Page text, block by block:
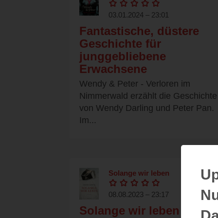
03.01.2024 – 23:01
Fantastische, düstere
Geschichte für
junggebliebene
Erwachsene
Wendy & Peter - Verloren im
Nimmerwald erzählt die Geschichte
von Wendy Darling und Peter Pan.
Im...
Solange wir leben
08.08.2023 – 23:17
Solange wir leben -